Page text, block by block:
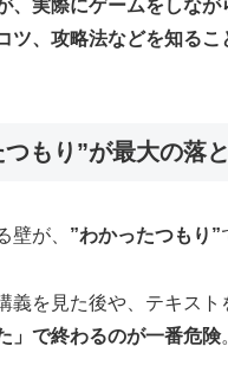
、実際にゲームをしなが
ツ、攻略法などを知るこ
つもり”が最大の落
壁が、 ”わかったつもり”
義を見た後や、テキスト
」で終わるのが一番危険